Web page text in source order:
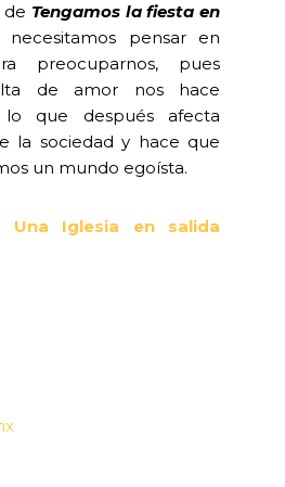
de Tengamos la fiesta en
pensar en
preocuparnos, pues
de amor nos hace
lo que después afecta
la sociedad y hace que
un mundo egoísta.
Una Iglesia en salida